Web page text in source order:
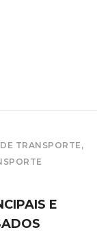
TRANSPORTE ,
E